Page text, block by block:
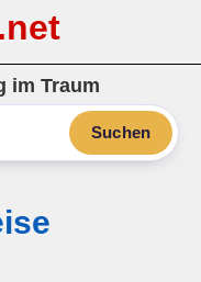
im Traum
Suchen